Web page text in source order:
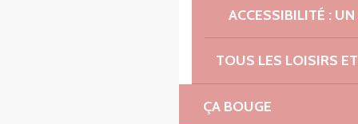
ACCESSIBILITÉ :
TOUS LES LOISIRS
ÇA BOUGE